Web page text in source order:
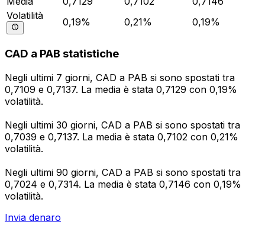
Volatilità
0,19% 0,21% 0,19%
CAD a PAB statistiche
Negli ultimi 7 giorni, CAD a PAB si sono spostati tra
0,7109 e 0,7137. La media è stata 0,7129 con 0,19%
volatilità.
Negli ultimi 30 giorni, CAD a PAB si sono spostati tra
0,7039 e 0,7137. La media è stata 0,7102 con 0,21%
volatilità.
Negli ultimi 90 giorni, CAD a PAB si sono spostati tra
0,7024 e 0,7314. La media è stata 0,7146 con 0,19%
volatilità.
Invia denaro